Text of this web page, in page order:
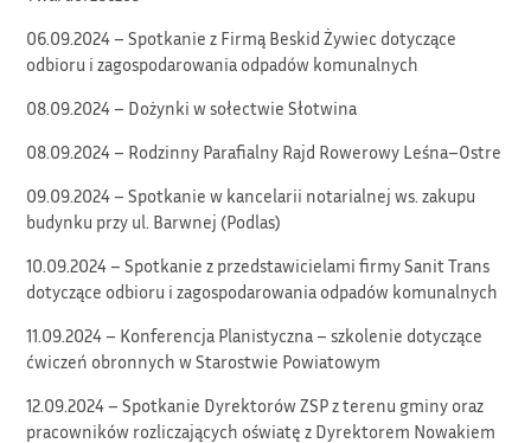
06.09.2024 – Spotkanie z Firmą Beskid Żywiec dotyczące
odbioru i zagospodarowania odpadów komunalnych
08.09.2024 – Dożynki w sołectwie Słotwina
08.09.2024 – Rodzinny Parafialny Rajd Rowerowy Leśna–Ostre
09.09.2024 – Spotkanie w kancelarii notarialnej ws. zakupu
budynku przy ul. Barwnej (Podlas)
10.09.2024 – Spotkanie z przedstawicielami firmy Sanit Trans
dotyczące odbioru i zagospodarowania odpadów komunalnych
11.09.2024 – Konferencja Planistyczna – szkolenie dotyczące
ćwiczeń obronnych w Starostwie Powiatowym
12.09.2024 – Spotkanie Dyrektorów ZSP z terenu gminy oraz
pracowników rozliczających oświatę z Dyrektorem Nowakiem